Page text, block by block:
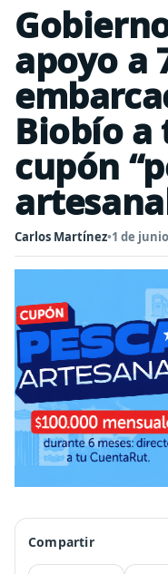
apoyo a
Biobío a
cupón
Carlos Martínez•1 de
Compartir